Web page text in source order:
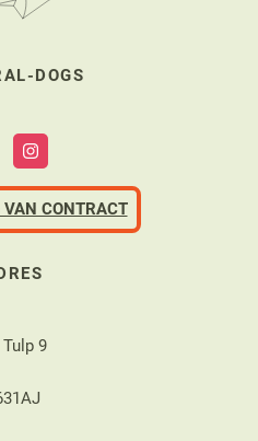
DOGS
VAN CONTRACT
Tulp 9